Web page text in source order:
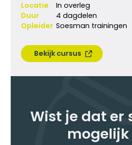
Locatie
In overleg
Duur
4 dagdelen
Opleider Soesman trainingen
Bekijk cursus
Wist je dat er
mogelijk